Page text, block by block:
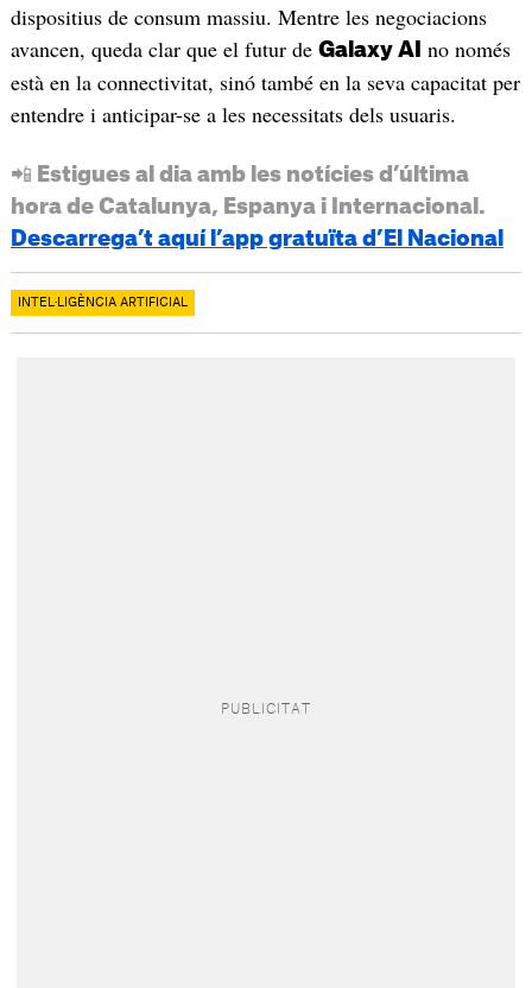
dispositius de consum massiu. Mentre les negociacions
avancen, queda clar que el futur de Galaxy AI
no només
està en la connectivitat, sinó també en la seva capacitat per
entendre i anticipar-se a les necessitats dels usuaris.
📲 Estigues al dia amb les notícies d’última
hora de Catalunya, Espanya i Internacional.
Descarrega’t aquí l’app gratuïta d’El Nacional
INTEL·LIGÈNCIA ARTIFICIAL